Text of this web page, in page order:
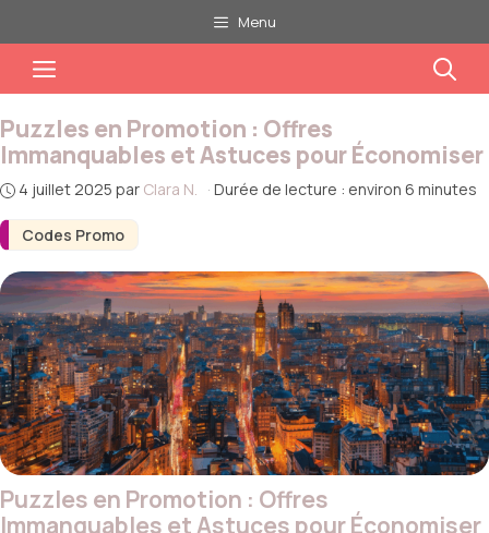
au
contenu
Menu
Menu
Codes Promo
Puzzles en Promotion : Offres
Immanquables et Astuces pour Économiser
4 juillet 2025 par Clara N. · Durée de lecture : environ 6 minutes
Puzzles en Promotion : Offres
Immanquables et Astuces pour Économiser